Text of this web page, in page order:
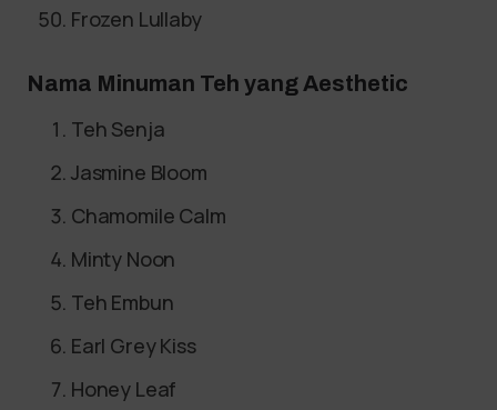
Frozen Lullaby
Nama Minuman Teh yang Aesthetic
Teh Senja
Jasmine Bloom
Chamomile Calm
Minty Noon
Teh Embun
Earl Grey Kiss
Honey Leaf